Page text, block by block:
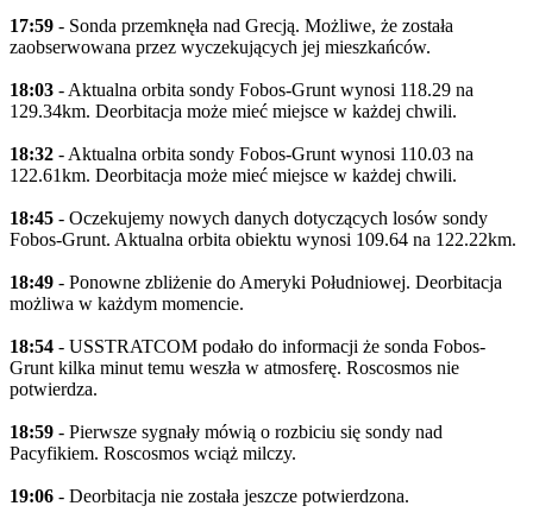
17:59 - Sonda przemknęła nad Grecją. Możliwe, że została
zaobserwowana przez wyczekujących jej mieszkańców.
18:03 - Aktualna orbita sondy Fobos-Grunt wynosi 118.29 na
129.34km. Deorbitacja może mieć miejsce w każdej chwili.
18:32 - Aktualna orbita sondy Fobos-Grunt wynosi 110.03 na
122.61km. Deorbitacja może mieć miejsce w każdej chwili.
18:45 - Oczekujemy nowych danych dotyczących losów sondy
Fobos-Grunt. Aktualna orbita obiektu wynosi 109.64 na 122.22km.
18:49 - Ponowne zbliżenie do Ameryki Południowej. Deorbitacja
możliwa w każdym momencie.
18:54 - USSTRATCOM podało do informacji że sonda Fobos-
Grunt kilka minut temu weszła w atmosferę. Roscosmos nie
potwierdza.
18:59 - Pierwsze sygnały mówią o rozbiciu się sondy nad
Pacyfikiem. Roscosmos wciąż milczy.
19:06 - Deorbitacja nie została jeszcze potwierdzona.